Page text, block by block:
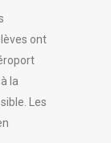
ont
la
Les